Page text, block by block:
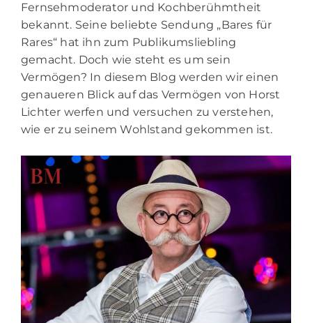
Fernsehmoderator und Kochberühmtheit
bekannt. Seine beliebte Sendung „Bares für
Rares“ hat ihn zum Publikumsliebling
gemacht. Doch wie steht es um sein
Vermögen? In diesem Blog werden wir einen
genaueren Blick auf das Vermögen von Horst
Lichter werfen und versuchen zu verstehen,
wie er zu seinem Wohlstand gekommen ist.